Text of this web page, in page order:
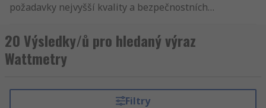
požadavky nejvyšší kvality a bezpečnostních
Náš katalog zahrnuje Wattmetry, Měření výkonu
a Testování a měření. Naše dodávky jsou velmi
rychlé a přesné, proto se k Vám Wattmetry
distributor IT, Zkušební a bezpečnostní
20 Výsledky/ů pro hledaný výraz
Wattmetry
Filtry